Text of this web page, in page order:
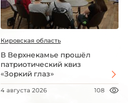
Кировская область
В Верхнекамье прошёл
патриотический квиз
«Зоркий глаз»
4 августа 2026 108